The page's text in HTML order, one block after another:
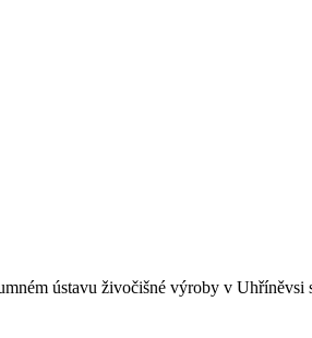
ústavu živočišné výroby v Uhříněvsi